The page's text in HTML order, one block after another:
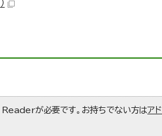
が必要です。お持ちでない方はア